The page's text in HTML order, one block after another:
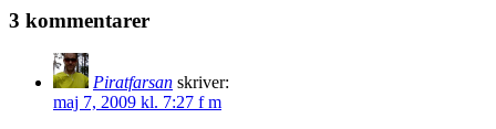
3 kommentarer
Piratfarsan skriver:
maj 7, 2009 kl. 7:27 f m